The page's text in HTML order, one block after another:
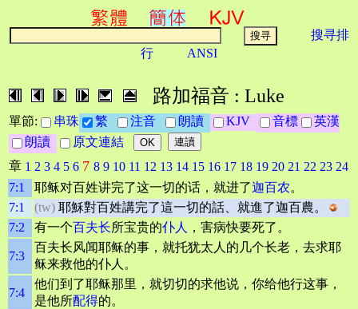
搜寻排
行
ANSI
路加福音 : Luke
單節: 串珠 繁 注音 朗讀 KJV 音標
英漢
朗讀
原文連結
章 1 2 3 4 5 6 7 8 9 10 11 12 13 14 15 16 17 18 19 20 21 22 23 24
7:1
耶稣对百姓讲完了这一切的话，就进了迦百农。
7:1
(tw) 耶穌對百姓講完了這一切的話、就進了迦百農。
7:2
有一个百夫长所宝贵的仆人 ，害病快要死了。
7:3
百夫长风闻耶稣的事，就托犹太人的几个长老，去求耶
稣来救他的仆人。
7:4
他们到了耶稣那里，就切切的求他说，你给他行这事，
是他所配得的。